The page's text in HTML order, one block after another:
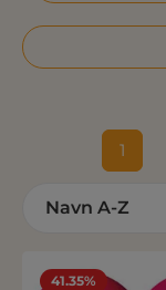
Side
1
41.35%